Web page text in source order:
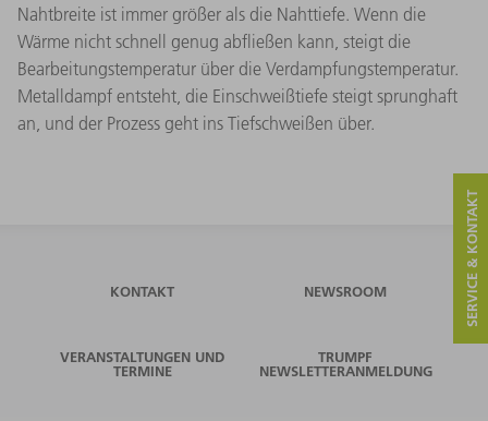
Nahtbreite ist immer größer als die Nahttiefe. Wenn die
Wärme nicht schnell genug abfließen kann, steigt die
Bearbeitungstemperatur über die Verdampfungstemperatur.
Metalldampf entsteht, die Einschweißtiefe steigt sprunghaft
an, und der Prozess geht ins Tiefschweißen über.
SERVICE & KONTAKT
KONTAKT NEWSROOM
VERANSTALTUNGEN UND
TERMINE
TRUMPF
NEWSLETTERANMELDUNG